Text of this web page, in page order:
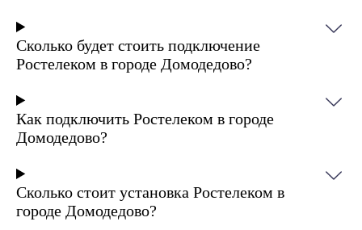
Сколько будет стоить подключение
Ростелеком в городе Домодедово?
Как подключить Ростелеком в городе
Домодедово?
Сколько стоит установка Ростелеком в
городе Домодедово?